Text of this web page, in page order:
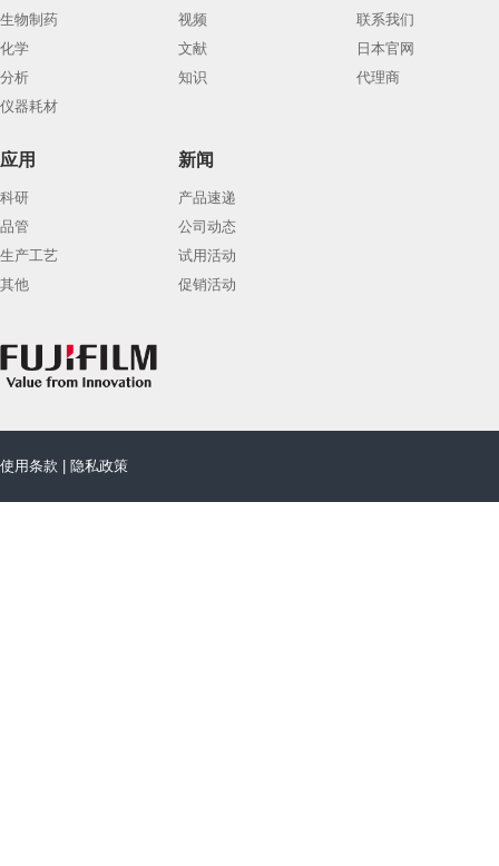
生物制药
化学
分析
仪器耗材
视频
文献
知识
联系我们
日本官网
代理商
应用
科研
品管
生产工艺
其他
新闻
产品速递
公司动态
试用活动
促销活动
使用条款 隐私政策